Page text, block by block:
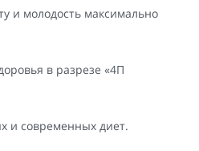
и молодость максимально
в разрезе «4П
и современных диет.